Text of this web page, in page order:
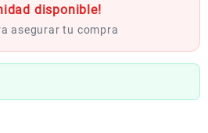
disponible!
asegurar tu compra